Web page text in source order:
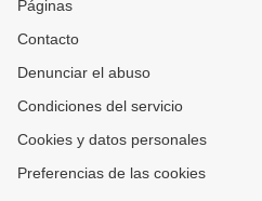
Páginas
Contacto
Denunciar el abuso
Condiciones del servicio
Cookies y datos personales
Preferencias de las cookies